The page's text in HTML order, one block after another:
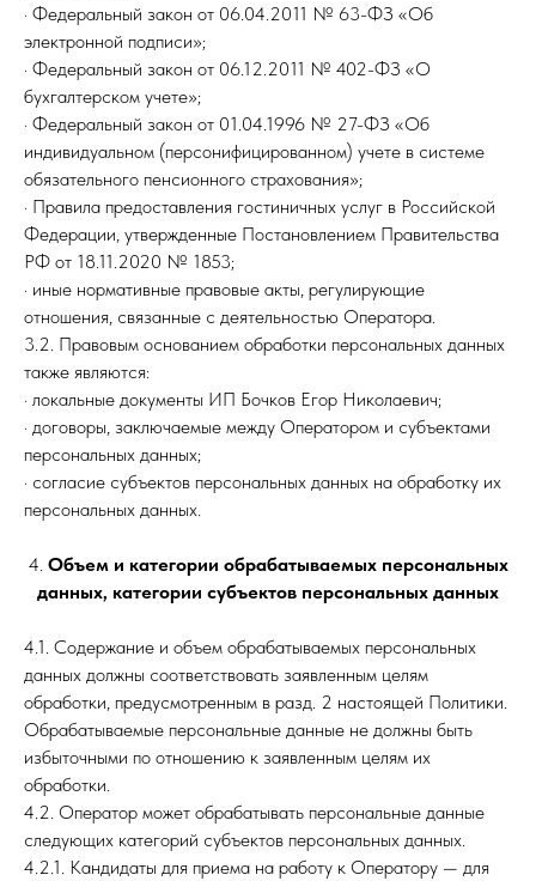
· Федеральный закон от 06.04.2011 № 63-ФЗ «Об
электронной подписи»;
· Федеральный закон от 06.12.2011 № 402-ФЗ «О
бухгалтерском учете»;
· Федеральный закон от 01.04.1996 № 27-ФЗ «Об
индивидуальном (персонифицированном) учете в системе
обязательного пенсионного страхования»;
· Правила предоставления гостиничных услуг в Российской
Федерации, утвержденные Постановлением Правительства
РФ от 18.11.2020 № 1853;
· иные нормативные правовые акты, регулирующие
отношения, связанные с деятельностью Оператора.
3.2. Правовым основанием обработки персональных данных
также являются:
· локальные документы ИП Бочков Егор Николаевич;
· договоры, заключаемые между Оператором и субъектами
персональных данных;
· согласие субъектов персональных данных на обработку их
персональных данных.
4. Объем и категории обрабатываемых персональных
данных, категории субъектов персональных данных
4.1. Содержание и объем обрабатываемых персональных
данных должны соответствовать заявленным целям
обработки, предусмотренным в разд. 2 настоящей Политики.
Обрабатываемые персональные данные не должны быть
избыточными по отношению к заявленным целям их
обработки.
4.2. Оператор может обрабатывать персональные данные
следующих категорий субъектов персональных данных.
4.2.1. Кандидаты для приема на работу к Оператору — для